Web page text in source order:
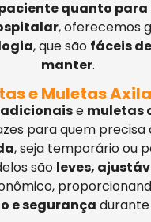
quanto
, oferecemos
, que são fáceis
manter.
e Muletas
e muletas
para quem precisa
, seja temporário ou
são leves,
e segurança durante